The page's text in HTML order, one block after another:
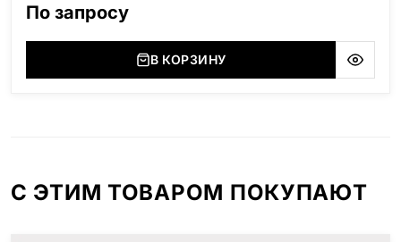
По запросу
В КОРЗИНУ
С ЭТИМ ТОВАРОМ ПОКУПАЮТ